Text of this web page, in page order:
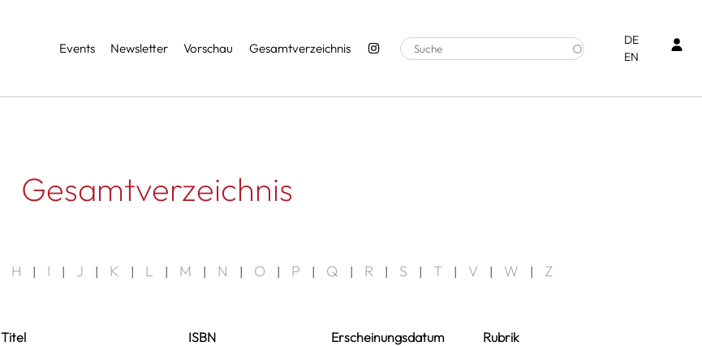
Services
Events Newsletter Vorschau Gesamtverzeichnis
DE
EN
Gesamtverzeichnis
H | I | J | K | L | M | N | O | P | Q | R | S | T | V | W | Z
Titel ISBN Erscheinungsdatum Rubrik